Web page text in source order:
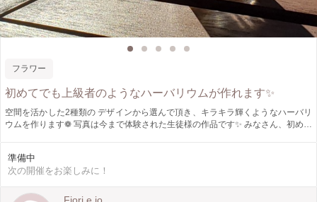
フラワー
初めてでも上級者のようなハーバリウムが作れます✨
空間を活かした2種類の デザインから選んで頂き、キラキラ輝くようなハーバリ
ウムを作ります❁ 写真は今まで体験された生徒様の作品です✨ みなさん、初めて
す✨ 今まで、小さなお子様からシニアの方までたくさんの方が体験されているデ
ザインなので幅広く楽しんでいただけると思います✨ お花の色もたくさん揃って
ラッピングもサービスでできますので作ったハーバリウムを大切な人への贈り物
準備中
次の開催をお楽しみに！